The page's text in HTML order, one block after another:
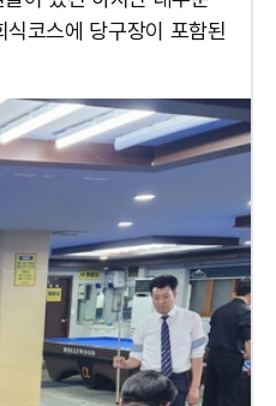
코스에 당구장이 포함된